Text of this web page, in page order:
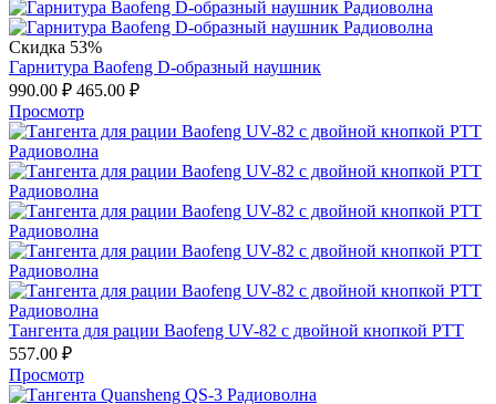
Скидка 53%
Гарнитура Baofeng D-образный наушник
990.00 ₽ 465.00 ₽
Просмотр
Тангента для рации Baofeng UV-82 с двойной кнопкой PTT
557.00 ₽
Просмотр